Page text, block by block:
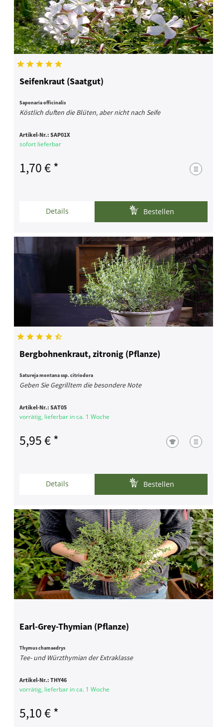
Seifenkraut (Saatgut)
Saponaria officinalis
Köstlich duften die Blüten, aber nicht nach Seife
Artikel-Nr.:SAP01X
sofort lieferbar
1,70 € *
Details Bestellen
Bergbohnenkraut, zitronig (Pflanze)
Satureja montana ssp. citriodora
Geben Sie Gegrilltem die besondere Note
Artikel-Nr.:SAT05
vorrätig, lieferbar in ca. 1 Woche
5,95 € *
Details Bestellen
Earl-Grey-Thymian (Pflanze)
Thymus chamaedrys
Tee- und Würzthymian der Extraklasse
Artikel-Nr.:THY46
vorrätig, lieferbar in ca. 1 Woche
5,10 € *